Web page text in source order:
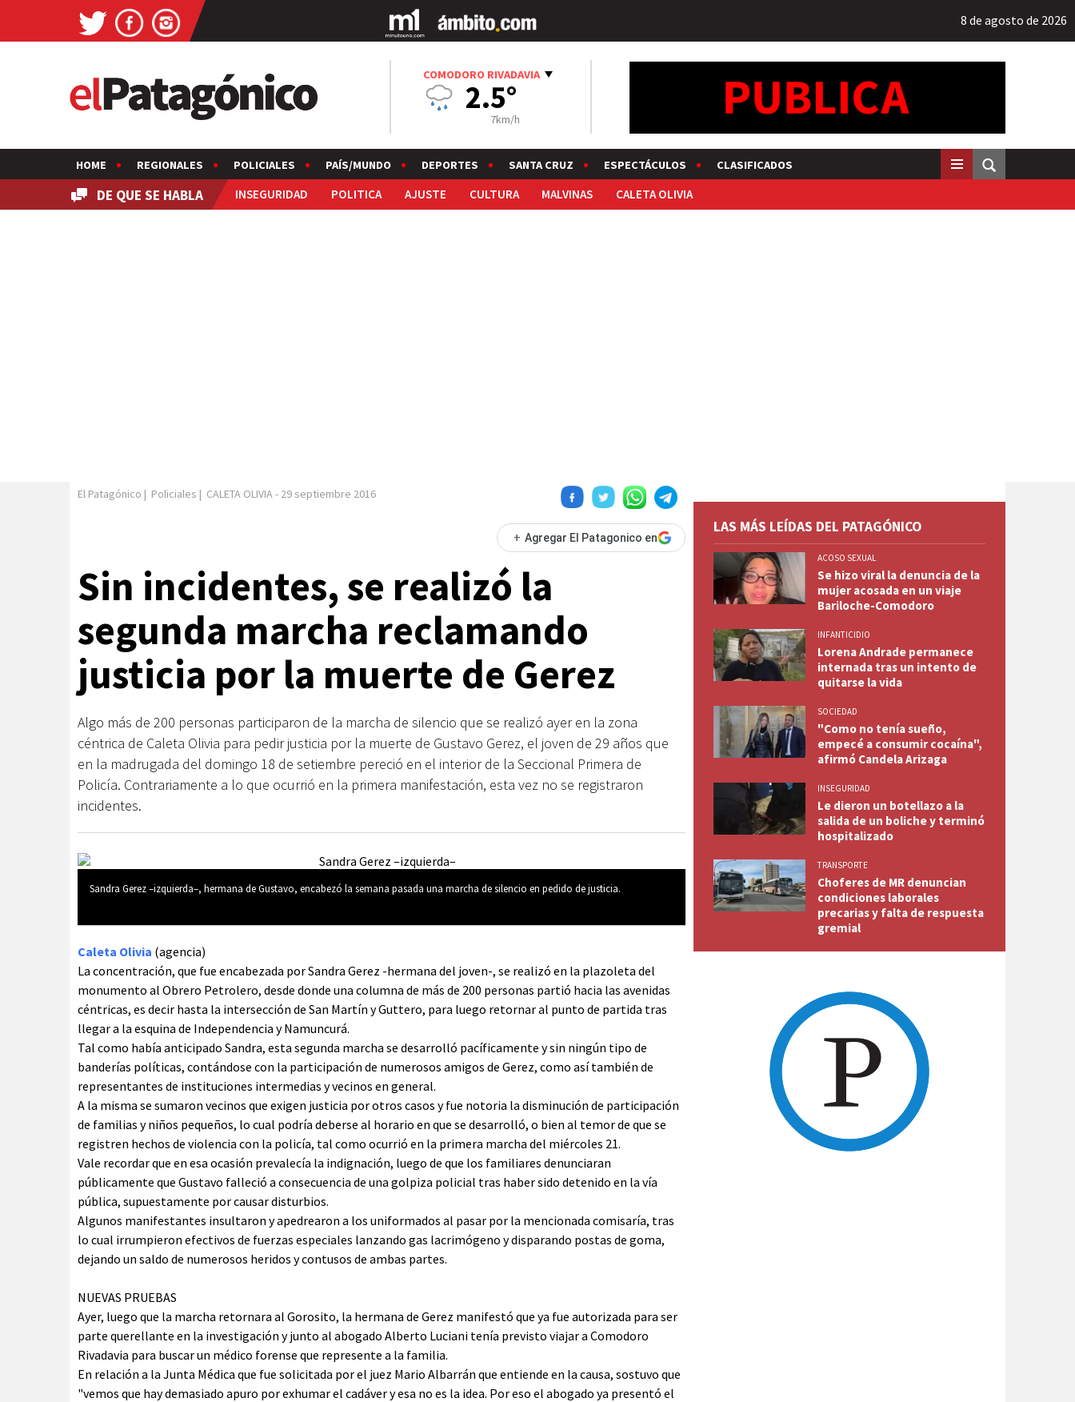
8 de agosto de 2026
COMODORO RIVADAVIA
2.5°
7km/h
HOME REGIONALES POLICIALES PAÍS/MUNDO DEPORTES SANTA CRUZ ESPECTÁCULOS CLASIFICADOS
DE QUE SE HABLA INSEGURIDAD POLITICA AJUSTE CULTURA MALVINAS CALETA OLIVIA
El Patagónico | Policiales | CALETA OLIVIA- 29 septiembre 2016
+ Agregar El Patagonico en
Sin incidentes, se realizó la
segunda marcha reclamando
justicia por la muerte de Gerez
Algo más de 200 personas participaron de la marcha de silencio que se realizó ayer en la zona
céntrica de Caleta Olivia para pedir justicia por la muerte de Gustavo Gerez, el joven de 29 años que
en la madrugada del domingo 18 de setiembre pereció en el interior de la Seccional Primera de
Policía. Contrariamente a lo que ocurrió en la primera manifestación, esta vez no se registraron
incidentes.
Sandra Gerez –izquierda–, hermana de Gustavo, encabezó la semana pasada una marcha de silencio en pedido de justicia.
Caleta Olivia (agencia)
La concentración, que fue encabezada por Sandra Gerez -hermana del joven-, se realizó en la plazoleta del
monumento al Obrero Petrolero, desde donde una columna de más de 200 personas partió hacia las avenidas
céntricas, es decir hasta la intersección de San Martín y Guttero, para luego retornar al punto de partida tras
llegar a la esquina de Independencia y Namuncurá.
Tal como había anticipado Sandra, esta segunda marcha se desarrolló pacíficamente y sin ningún tipo de
banderías políticas, contándose con la participación de numerosos amigos de Gerez, como así también de
representantes de instituciones intermedias y vecinos en general.
A la misma se sumaron vecinos que exigen justicia por otros casos y fue notoria la disminución de participación
de familias y niños pequeños, lo cual podría deberse al horario en que se desarrolló, o bien al temor de que se
registren hechos de violencia con la policía, tal como ocurrió en la primera marcha del miércoles 21.
Vale recordar que en esa ocasión prevalecía la indignación, luego de que los familiares denunciaran
públicamente que Gustavo falleció a consecuencia de una golpiza policial tras haber sido detenido en la vía
pública, supuestamente por causar disturbios.
Algunos manifestantes insultaron y apedrearon a los uniformados al pasar por la mencionada comisaría, tras
lo cual irrumpieron efectivos de fuerzas especiales lanzando gas lacrimógeno y disparando postas de goma,
dejando un saldo de numerosos heridos y contusos de ambas partes.
NUEVAS PRUEBAS
Ayer, luego que la marcha retornara al Gorosito, la hermana de Gerez manifestó que ya fue autorizada para ser
parte querellante en la investigación y junto al abogado Alberto Luciani tenía previsto viajar a Comodoro
Rivadavia para buscar un médico forense que represente a la familia.
En relación a la Junta Médica que fue solicitada por el juez Mario Albarrán que entiende en la causa, sostuvo que
"vemos que hay demasiado apuro por exhumar el cadáver y esa no es la idea. Por eso el abogado ya presentó el
LAS MÁS LEÍDAS DEL PATAGÓNICO
ACOSO SEXUAL
Se hizo viral la denuncia de la
mujer acosada en un viaje
Bariloche-Comodoro
INFANTICIDIO
Lorena Andrade permanece
internada tras un intento de
quitarse la vida
SOCIEDAD
"Como no tenía sueño,
empecé a consumir cocaína",
afirmó Candela Arizaga
INSEGURIDAD
Le dieron un botellazo a la
salida de un boliche y terminó
hospitalizado
TRANSPORTE
Choferes de MR denuncian
condiciones laborales
precarias y falta de respuesta
gremial